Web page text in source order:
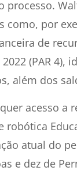
processo.
como, por
de
(PAR
além dos
acesso a
robótica
atual do
e dez de